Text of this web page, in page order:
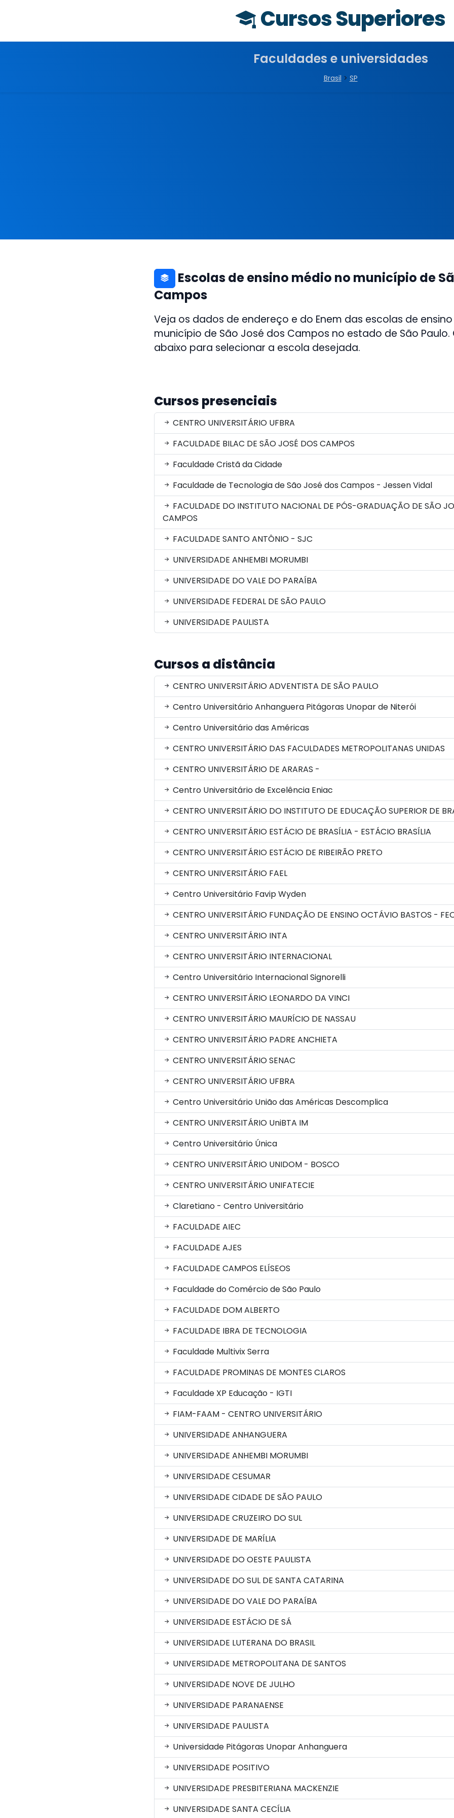
Cursos Superiores
Faculdades e universidades
Brasil > SP
Escolas de ensino médio no município de
Campos
Veja os dados de endereço e do Enem das escolas de
município de São José dos Campos no estado de São Paulo.
abaixo para selecionar a escola desejada.
Cursos presenciais
CENTRO UNIVERSITÁRIO UFBRA
FACULDADE BILAC DE SÃO JOSÉ DOS CAMPOS
Faculdade Cristã da Cidade
Faculdade de Tecnologia de São José dos Campos - Jessen Vidal
FACULDADE DO INSTITUTO NACIONAL DE PÓS-GRADUAÇÃO DE SÃO
CAMPOS
FACULDADE SANTO ANTÔNIO - SJC
UNIVERSIDADE ANHEMBI MORUMBI
UNIVERSIDADE DO VALE DO PARAÍBA
UNIVERSIDADE FEDERAL DE SÃO PAULO
UNIVERSIDADE PAULISTA
Cursos a distância
CENTRO UNIVERSITÁRIO ADVENTISTA DE SÃO PAULO
Centro Universitário Anhanguera Pitágoras Unopar de Niterói
Centro Universitário das Américas
CENTRO UNIVERSITÁRIO DAS FACULDADES METROPOLITANAS UNIDAS
CENTRO UNIVERSITÁRIO DE ARARAS -
Centro Universitário de Excelência Eniac
CENTRO UNIVERSITÁRIO DO INSTITUTO DE EDUCAÇÃO SUPERIOR DE
CENTRO UNIVERSITÁRIO ESTÁCIO DE BRASÍLIA - ESTÁCIO BRASÍLIA
CENTRO UNIVERSITÁRIO ESTÁCIO DE RIBEIRÃO PRETO
CENTRO UNIVERSITÁRIO FAEL
Centro Universitário Favip Wyden
CENTRO UNIVERSITÁRIO FUNDAÇÃO DE ENSINO OCTÁVIO BASTOS -
CENTRO UNIVERSITÁRIO INTA
CENTRO UNIVERSITÁRIO INTERNACIONAL
Centro Universitário Internacional Signorelli
CENTRO UNIVERSITÁRIO LEONARDO DA VINCI
CENTRO UNIVERSITÁRIO MAURÍCIO DE NASSAU
CENTRO UNIVERSITÁRIO PADRE ANCHIETA
CENTRO UNIVERSITÁRIO SENAC
CENTRO UNIVERSITÁRIO UFBRA
Centro Universitário União das Américas Descomplica
CENTRO UNIVERSITÁRIO UniBTA IM
Centro Universitário Única
CENTRO UNIVERSITÁRIO UNIDOM - BOSCO
CENTRO UNIVERSITÁRIO UNIFATECIE
Claretiano - Centro Universitário
FACULDADE AIEC
FACULDADE AJES
FACULDADE CAMPOS ELÍSEOS
Faculdade do Comércio de São Paulo
FACULDADE DOM ALBERTO
FACULDADE IBRA DE TECNOLOGIA
Faculdade Multivix Serra
FACULDADE PROMINAS DE MONTES CLAROS
Faculdade XP Educação - IGTI
FIAM-FAAM - CENTRO UNIVERSITÁRIO
UNIVERSIDADE ANHANGUERA
UNIVERSIDADE ANHEMBI MORUMBI
UNIVERSIDADE CESUMAR
UNIVERSIDADE CIDADE DE SÃO PAULO
UNIVERSIDADE CRUZEIRO DO SUL
UNIVERSIDADE DE MARÍLIA
UNIVERSIDADE DO OESTE PAULISTA
UNIVERSIDADE DO SUL DE SANTA CATARINA
UNIVERSIDADE DO VALE DO PARAÍBA
UNIVERSIDADE ESTÁCIO DE SÁ
UNIVERSIDADE LUTERANA DO BRASIL
UNIVERSIDADE METROPOLITANA DE SANTOS
UNIVERSIDADE NOVE DE JULHO
UNIVERSIDADE PARANAENSE
UNIVERSIDADE PAULISTA
Universidade Pitágoras Unopar Anhanguera
UNIVERSIDADE POSITIVO
UNIVERSIDADE PRESBITERIANA MACKENZIE
UNIVERSIDADE SANTA CECÍLIA